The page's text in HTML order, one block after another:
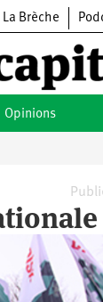
Brèche
Opinions